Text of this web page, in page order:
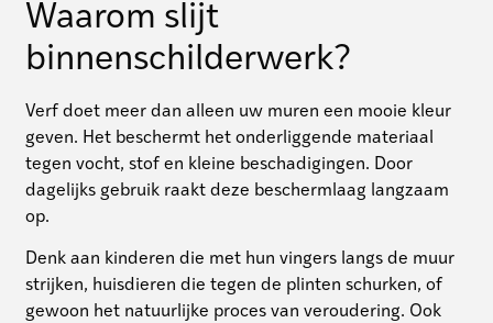
Waarom slijt
binnenschilderwerk?
Verf doet meer dan alleen uw muren een mooie kleur
geven. Het beschermt het onderliggende materiaal
tegen vocht, stof en kleine beschadigingen. Door
dagelijks gebruik raakt deze beschermlaag langzaam
op.
Denk aan kinderen die met hun vingers langs de muur
strijken, huisdieren die tegen de plinten schurken, of
gewoon het natuurlijke proces van veroudering. Ook